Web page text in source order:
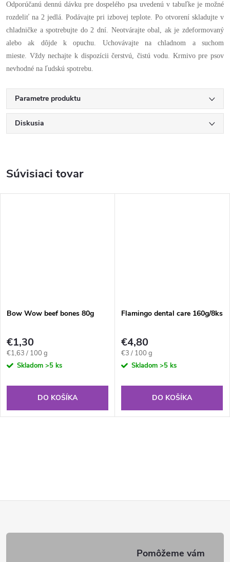
Odporúčanú dennú dávku pre dospelého psa uvedenú v tabuľke je možné
rozdeliť na 2 jedlá. Podávajte pri izbovej teplote. Po otvorení skladujte v
chladničke a spotrebujte do 2 dní. Neotvárajte obal, ak je zdeformovaný
alebo ak dôjde k opuchu. Uchovávajte na chladnom a suchom
mieste. Vždy nechajte k dispozícii čerstvú, čistú vodu. Krmivo pre psov
nevhodné na ľudskú spotrebu.
Parametre produktu
Diskusia
Súvisiaci tovar
Bow Wow beef bones 80g
€1,30
Jednotková
cena:
€1,63 / 100 g
Skladom >5 ks
DO KOŠÍKA
Flamingo dental care 160g/8ks
€4,80
Jednotková
cena:
€3 / 100 g
Skladom >5 ks
DO KOŠÍKA
á